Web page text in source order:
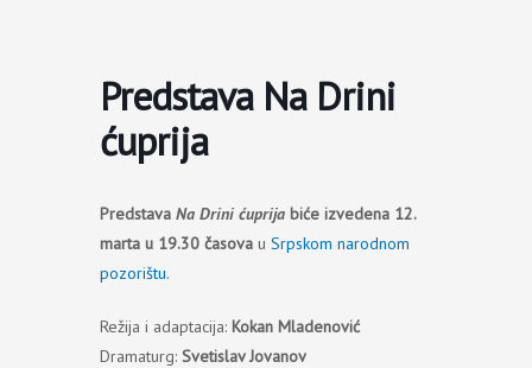
Predstava Na Drini
ćuprija
Predstava Na Drini ćuprija biće izvedena 12.
marta u 19.30 časova u Srpskom narodnom
pozorištu.
Režija i adaptacija: Kokan Mladenović
Dramaturg: Svetislav Jovanov